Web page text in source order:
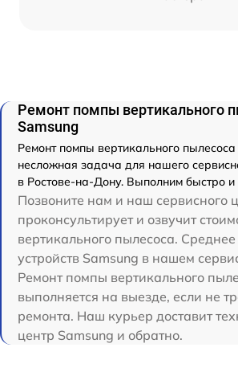
Ремонт помпы вертикального
Samsung
Ремонт помпы вертикального
несложная задача для нашего
в Ростове-на-Дону. Выполним быстро и
Позвоните нам и наш сервисного
проконсультирует и озвучит
вертикального пылесоса.
устройств Samsung в нашем
Ремонт помпы вертикального
выполняется на выезде, если не
ремонта. Наш курьер доставит
центр Samsung и обратно.